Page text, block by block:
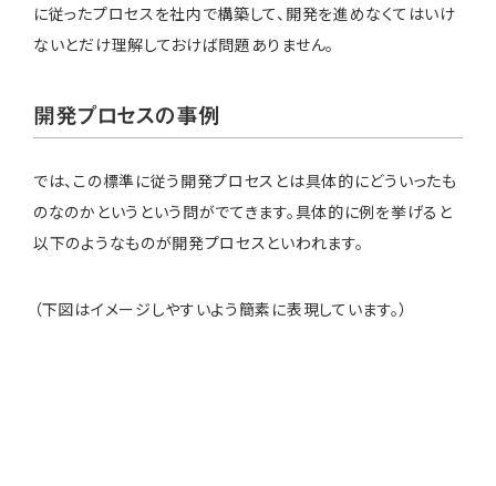
に従ったプロセスを社内で構築して、開発を進めなくてはいけ
ないとだけ理解しておけば問題ありません。
開発プロセスの事例
では、この標準に従う開発プロセスとは具体的にどういったも
のなのかというという問がでてきます。具体的に例を挙げると
以下のようなものが開発プロセスといわれます。
（下図はイメージしやすいよう簡素に表現しています。）